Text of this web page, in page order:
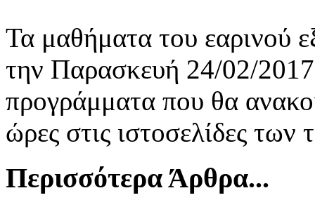
Τα μαθήματα του εαρινού
την Παρασκευή 24/02/
προγράμματα που θα
ώρες στις ιστοσελίδες των
Περισσότερα Άρθρα...